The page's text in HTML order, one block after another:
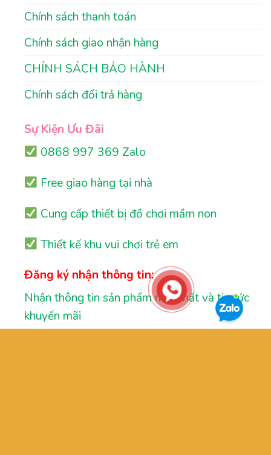
Chính sách thanh toán
Chính sách giao nhận hàng
CHÍNH SÁCH BẢO HÀNH
Chính sách đổi trả hàng
Sự Kiện Ưu Đãi
0868 997 369 Zalo
Free giao hàng tại nhà
Cung cấp thiết bị đồ chơi mầm non
Thiết kế khu vui chơi trẻ em
Đăng ký nhận thông tin:
Nhận thông tin sản phẩm mới nhất và tin tức
khuyến mãi